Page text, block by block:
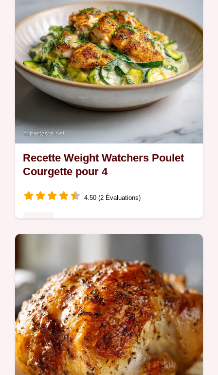
de timing étape par étape.
Recette Weight Watchers Poulet
Courgette pour 4
4.50 (2 Évaluations)
poulet courgette rapide pour le soir. Inclut
un guide de timing pas-à-pas précis.